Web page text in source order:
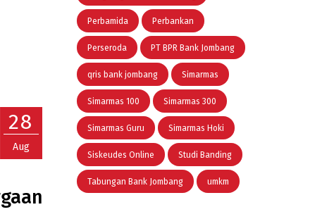
28
Aug
Perbamida Perbankan
Perseroda PT BPR Bank Jombang
qris bank jombang Simarmas
Simarmas 100 Simarmas 300
Simarmas Guru Simarmas Hoki
Siskeudes Online Studi Banding
Tabungan Bank Jombang umkm